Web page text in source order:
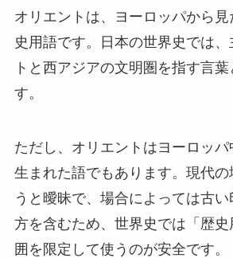
オリエントは、ヨーロッパから
史用語です。日本の世界史では
トと西アジアの文明圏を指す言
す。
ただし、オリエントはヨーロッパ
生まれた語でもあります。現代
うと曖昧で、場合によっては古
方を含むため、世界史では「歴
囲を限定して使うのが安全です。